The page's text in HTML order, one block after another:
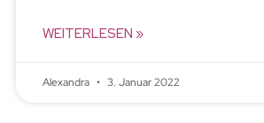
WEITERLESEN »
Alexandra 3. Januar 2022